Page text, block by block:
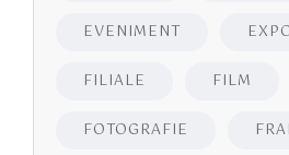
EVENIMENT
FILIALE FILM
FOTOGRAFIE